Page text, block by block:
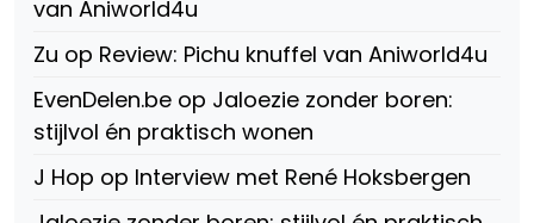
van Aniworld4u
Zu op Review: Pichu knuffel van Aniworld4u
EvenDelen.be op Jaloezie zonder boren:
stijlvol én praktisch wonen
J Hop op Interview met René Hoksbergen